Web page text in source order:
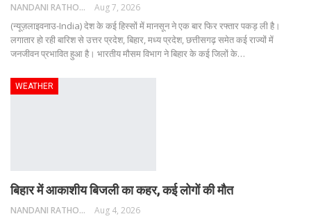
NANDANI RATHORE Aug 7, 2026
(न्यूज़लाइवनाउ-India) देश के कई हिस्सों में मानसून ने एक बार फिर रफ्तार पकड़ ली है।
लगातार हो रही बारिश से उत्तर प्रदेश, बिहार, मध्य प्रदेश, छत्तीसगढ़ समेत कई राज्यों में
जनजीवन प्रभावित हुआ है। भारतीय मौसम विभाग ने बिहार के कई जिलों के…
WEATHER
बिहार में आकाशीय बिजली का कहर, कई लोगों की मौत
NANDANI RATHORE Aug 4, 2026